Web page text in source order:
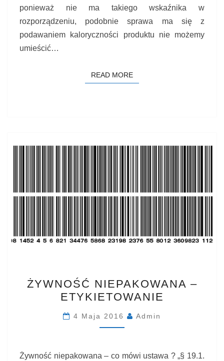
ponieważ nie ma takiego wskaźnika w
rozporządzeniu, podobnie sprawa ma się z
podawaniem kaloryczności produktu nie możemy
umieścić…
READ MOREREAD MORE
NIEPAKOWANA
–
ETYKIETOWANIE
ŻYWNOŚĆ NIEPAKOWANA –
ETYKIETOWANIE
4 Maja 2016 Admin
Żywność niepakowana – co mówi ustawa ? „§ 19.1.